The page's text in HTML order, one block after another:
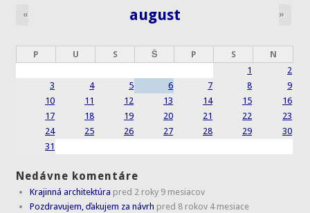
august
« »
P U S Š P S
N
1
2
3
4 5 6 7 8
9
10
11 12 13 14 15
16
17
18 19 20 21 22
23
24
25 26 27 28 29
30
31
Nedávne komentáre
Krajinná architektúra pred 2 roky 9 mesiacov
Pozdravujem, ďakujem za návrh pred 8 rokov 4 mesiace